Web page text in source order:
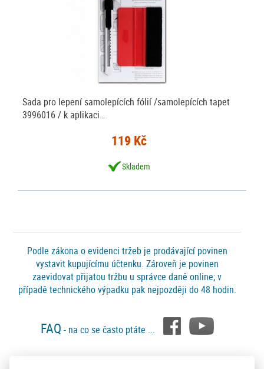
Sada pro lepení samolepících fólií /samolepících tapet
3996016 / k aplikaci…
119 Kč
Skladem
Podle zákona o evidenci tržeb je prodávající povinen
vystavit kupujícímu účtenku. Zároveň je povinen
zaevidovat přijatou tržbu u správce daně online; v
případě technického výpadku pak nejpozději do 48 hodin.
FAQ - na co se často ptáte ...